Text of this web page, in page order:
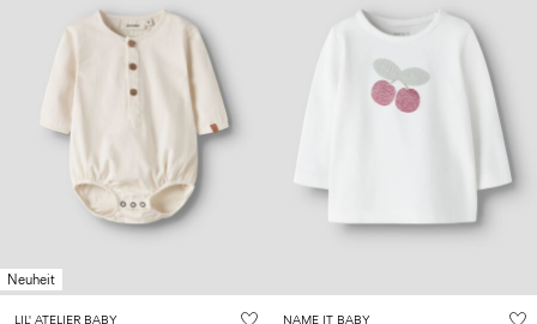
Neuheit
LIL' ATELIER BABY NAME IT BABY